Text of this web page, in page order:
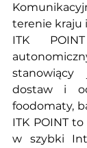
terenie kraju
ITK
stanowiący
dostaw i
foodomaty,
ITK POINT
w szybki